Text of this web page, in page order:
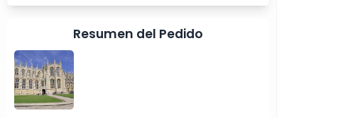
Resumen del Pedido